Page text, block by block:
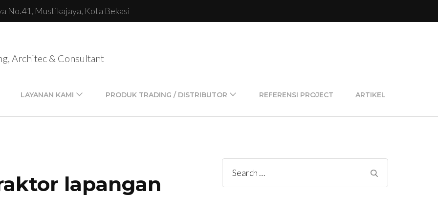
No.41, Mustikajaya, Kota Bekasi
Architec & Consultant
LAYANAN KAMI PRODUK TRADING / DISTRIBUTOR REFERENSI PROJECT ARTIKEL
lapangan
Search
for: